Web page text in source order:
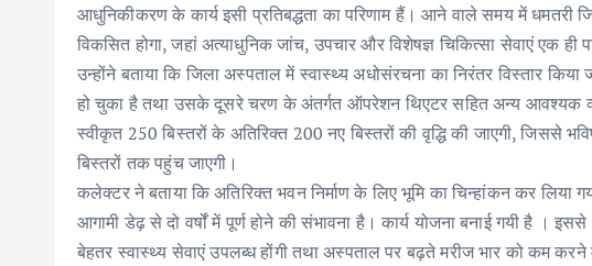
आधुनिकीकरण के कार्य इसी प्रतिबद्धता का परिणाम हैं। आने वाले समय में
विकसित होगा, जहां अत्याधुनिक जांच, उपचार और विशेषज्ञ चिकित्सा सेवाएं एक ही
उन्होंने बताया कि जिला अस्पताल में स्वास्थ्य अधोसंरचना का निरंतर विस्तार
हो चुका है तथा उसके दूसरे चरण के अंतर्गत ऑपरेशन थिएटर सहित अन्य आवश्यक
स्वीकृत 250 बिस्तरों के अतिरिक्त 200 नए बिस्तरों की वृद्धि की जाएगी, जिससे
बिस्तरों तक पहुंच जाएगी।
कलेक्टर ने बताया कि अतिरिक्त भवन निर्माण के लिए भूमि का चिन्हांकन कर लिया
आगामी डेढ़ से दो वर्षों में पूर्ण होने की संभावना है। कार्य योजना बनाई गयी है ।
बेहतर स्वास्थ्य सेवाएं उपलब्ध होंगी तथा अस्पताल पर बढ़ते मरीज भार को कम करने